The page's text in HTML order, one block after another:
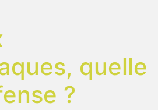
quelle
?